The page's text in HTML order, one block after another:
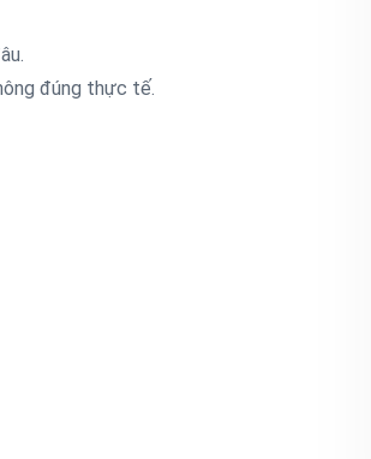
đúng thực tế.